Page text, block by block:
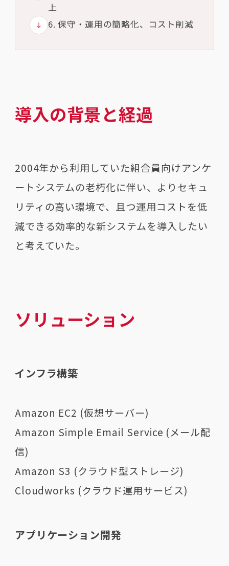
上
6. 保守・運用の簡略化、コスト削減
導入の背景と経過
2004年から利用していた組合員向けアンケ
ートシステムの老朽化に伴い、よりセキュ
リティの高い環境で、且つ運用コストを低
減できる効率的な新システムを導入したい
と考えていた。
ソリューション
インフラ構築
Amazon EC2 (仮想サーバー)
Amazon Simple Email Service (メール配
信)
Amazon S3 (クラウド型ストレージ)
Cloudworks (クラウド運用サービス)
アプリケーション開発